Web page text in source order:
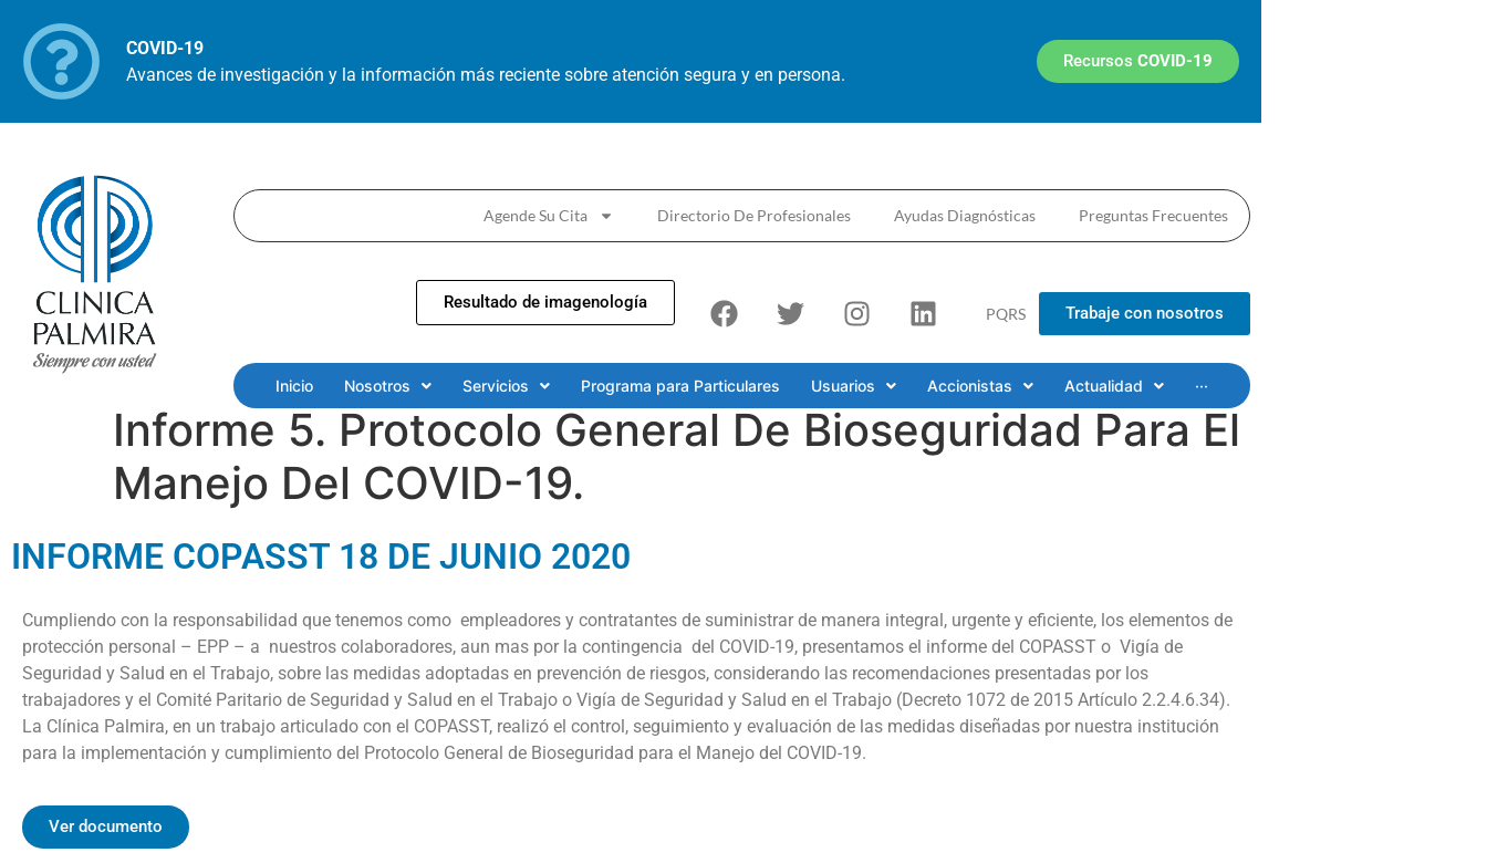
COVID-19
Avances de investigación y la información más reciente sobre atención segura y en persona.
Recursos COVID-19
Agende Su Cita Directorio De Profesionales Ayudas Diagnósticas Preguntas Frecuentes
Resultado de imagenología
PQRS Trabaje con nosotros
Inicio Nosotros Servicios Programa para Particulares Usuarios Accionistas Actualidad ···
Informe 5. Protocolo General De Bioseguridad Para El
Manejo Del COVID-19.
INFORME COPASST 18 DE JUNIO 2020
Cumpliendo con la responsabilidad que tenemos como empleadores y contratantes de suministrar de manera integral, urgente y eficiente, los elementos de
protección personal – EPP – a nuestros colaboradores, aun mas por la contingencia del COVID-19, presentamos el informe del COPASST o Vigía de
Seguridad y Salud en el Trabajo, sobre las medidas adoptadas en prevención de riesgos, considerando las recomendaciones presentadas por los
trabajadores y el Comité Paritario de Seguridad y Salud en el Trabajo o Vigía de Seguridad y Salud en el Trabajo (Decreto 1072 de 2015 Artículo 2.2.4.6.34).
La Clínica Palmira, en un trabajo articulado con el COPASST, realizó el control, seguimiento y evaluación de las medidas diseñadas por nuestra institución
para la implementación y cumplimiento del Protocolo General de Bioseguridad para el Manejo del COVID-19.
Ver documento